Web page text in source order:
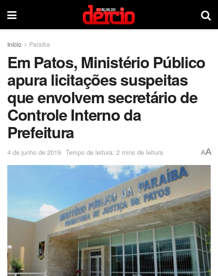
Início Paraíba
Em Patos, Ministério Público
apura licitações suspeitas
que envolvem secretário de
Controle Interno da
Prefeitura
4 de junho de 2019 Tempo de leitura: 2 mins de leitura AA